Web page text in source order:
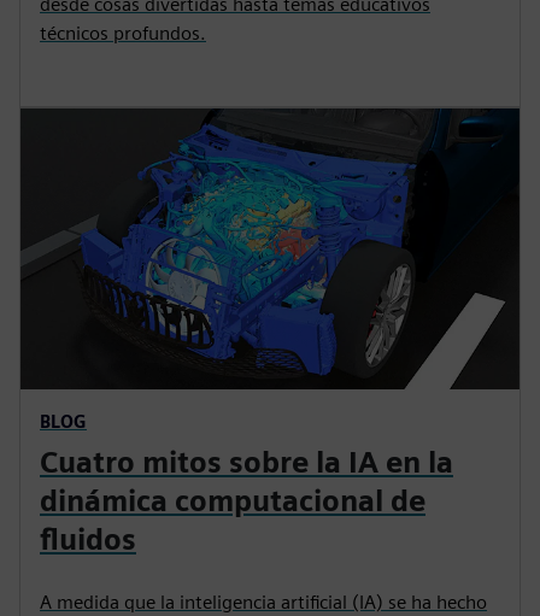
desde cosas divertidas hasta temas educativos
técnicos profundos.
BLOG
Cuatro mitos sobre la IA en la
dinámica computacional de
fluidos
A medida que la inteligencia artificial (IA) se ha hecho